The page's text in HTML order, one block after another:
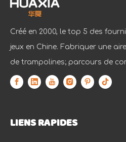
Créé en 2000, le top 5 des
jeux en Chine. Fabriquer une
de trampolines; parcours de
LIENS RAPIDES